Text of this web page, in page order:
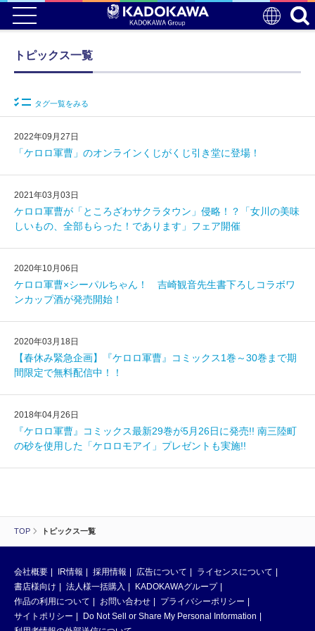
TOP トピックス一覧
トピックス一覧
タグ一覧をみる
2022年09月27日
「ケロロ軍曹」のオンラインくじがくじ引き堂に登場！
2021年03月03日
ケロロ軍曹が「ところざわサクラタウン」侵略！？「女川の美味
しいもの、全部もらった！であります」フェア開催
2020年10月06日
ケロロ軍曹×シーパルちゃん！ 吉崎観音先生書下ろしコラボワ
ンカップ酒が発売開始！
2020年03月18日
【春休み緊急企画】『ケロロ軍曹』コミックス1巻～30巻まで期
間限定で無料配信中！！
2018年04月26日
『ケロロ軍曹』コミックス最新29巻が5月26日に発売!! 南三陸町
の砂を使用した「ケロロモアイ」プレゼントも実施!!
会社概要 IR情報 採用情報 広告について
ライセンスについて
書店様向け
法人様一括購入
KADOKAWAグループ
作品の利用について
お問い合わせ
プライバシーポリシー
サイトポリシー
Do Not Sell or Share My Personal Information